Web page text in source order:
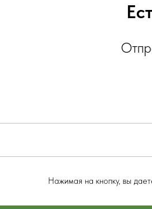
Нажимая на кнопку, вы